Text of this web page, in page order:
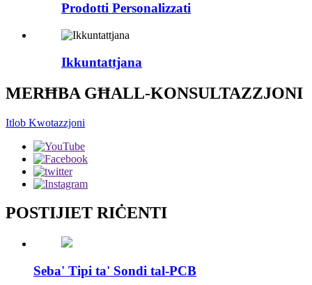
Prodotti Personalizzati
Ikkuntattjana
MERĦBA GĦALL-KONSULTAZZJONI
Itlob Kwotazzjoni
POSTIJIET RIĊENTI
Seba' Tipi ta' Sondi tal-PCB